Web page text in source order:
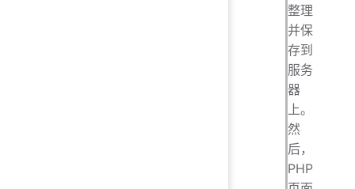
整理
并保
存到
服务
器
上。
然
后，
PHP